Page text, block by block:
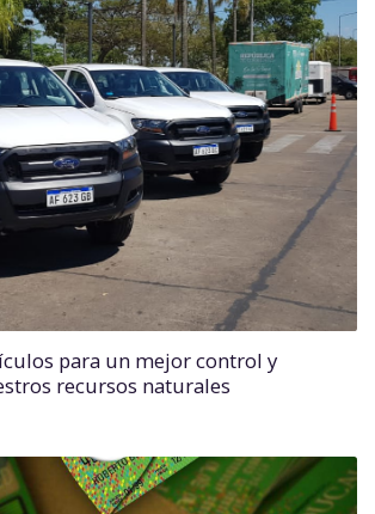
para un mejor control y
recursos naturales